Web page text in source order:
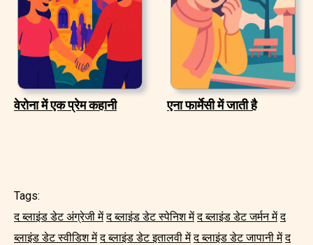
वेरोना में एक प्रेम कहानी एना फार्मेसी में जाती है
Tags:
द ब्लाइंड डेट अंग्रेजी में द ब्लाइंड डेट स्पेनिश में द ब्लाइंड डेट जर्मन में द
ब्लाइंड डेट स्वीडिश में द ब्लाइंड डेट इतालवी में द ब्लाइंड डेट जापानी में द